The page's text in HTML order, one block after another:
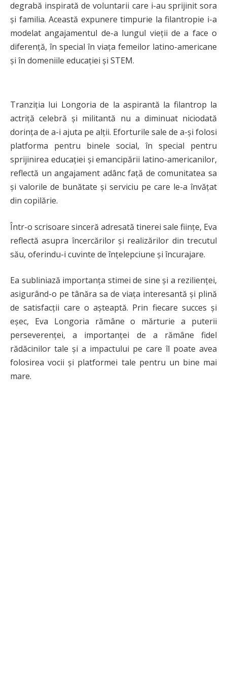
degrabă inspirată de voluntarii care i-au sprijinit sora
și familia. Această expunere timpurie la filantropie i-a
modelat angajamentul de-a lungul vieții de a face o
diferență, în special în viața femeilor latino-americane
și în domeniile educației și STEM.
Tranziția lui Longoria de la aspirantă la filantrop la
actriță celebră și militantă nu a diminuat niciodată
dorința de a-i ajuta pe alții. Eforturile sale de a-și folosi
platforma pentru binele social, în special pentru
sprijinirea educației și emancipării latino-americanilor,
reflectă un angajament adânc față de comunitatea sa
și valorile de bunătate și serviciu pe care le-a învățat
din copilărie.
Într-o scrisoare sinceră adresată tinerei sale ființe, Eva
reflectă asupra încercărilor și realizărilor din trecutul
său, oferindu-i cuvinte de înțelepciune și încurajare.
Ea subliniază importanța stimei de sine și a rezilienței,
asigurând-o pe tânăra sa de viața interesantă și plină
de satisfacții care o așteaptă. Prin fiecare succes și
eșec, Eva Longoria rămâne o mărturie a puterii
perseverenței, a importanței de a rămâne fidel
rădăcinilor tale și a impactului pe care îl poate avea
folosirea vocii și platformei tale pentru un bine mai
mare.